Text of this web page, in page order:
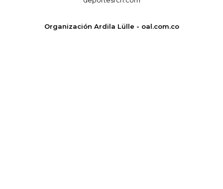
Organización Ardila Lülle - oal.com.co